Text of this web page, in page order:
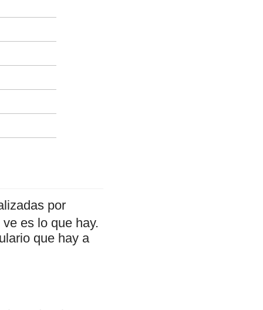
por
es lo que hay.
que hay a